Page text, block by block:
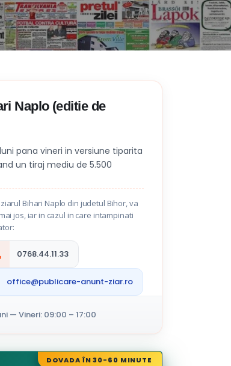
Naplo (editie de
pana vineri in versiune tiparita
un tiraj mediu de 5.500
Bihari Naplo din judetul Bihor, va
jos, iar in cazul in care intampinati
0768.44.11.33
office@publicare-anunt-ziar.ro
— Vineri: 09:00 – 17:00
DOVADA ÎN 30-60 MINUTE